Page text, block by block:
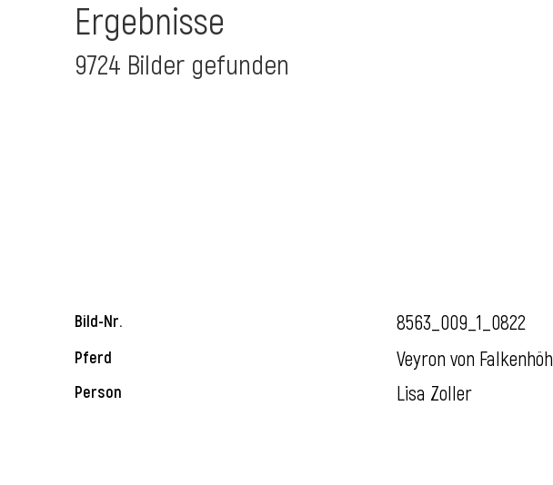
Ergebnisse
9724 Bilder gefunden
Bild-Nr. 8563_009_1_0822
Pferd Veyron von Falkenhöh
Person Lisa Zoller